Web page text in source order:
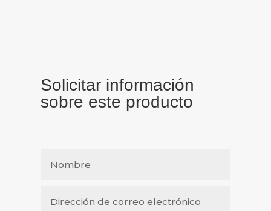
Solicitar información
sobre este producto